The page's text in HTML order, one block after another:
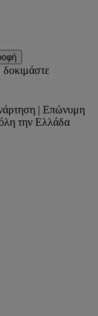
| Επώνυμη
την Ελλάδα